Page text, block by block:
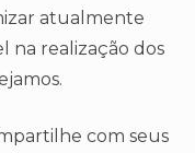
atualmente
na realização dos
com seus